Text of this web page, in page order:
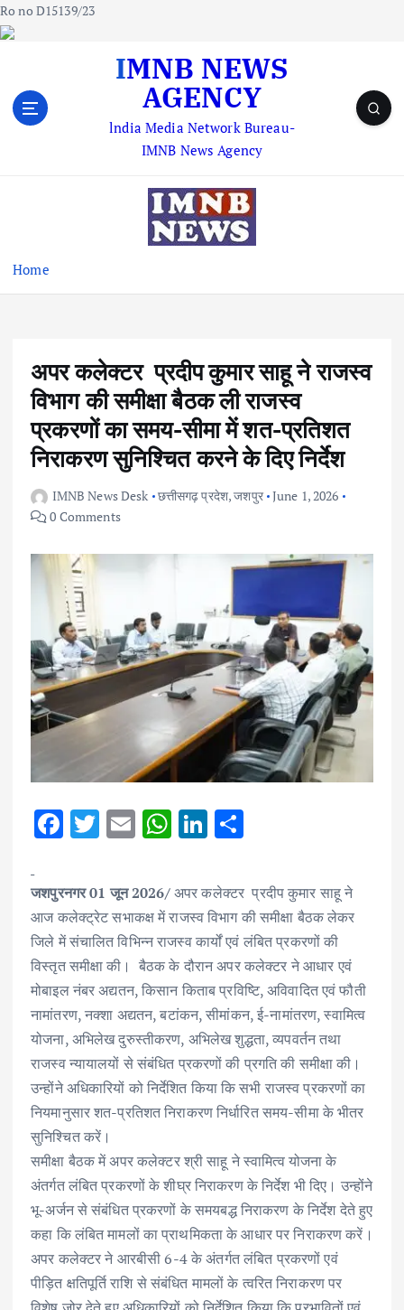
Ro no D15139/23
IMNB NEWS
AGENCY
lndia Media Network Bureau-
IMNB News Agency
Home
अपर कलेक्टर प्रदीप कुमार साहू ने राजस्व
विभाग की समीक्षा बैठक ली राजस्व
प्रकरणों का समय-सीमा में शत-प्रतिशत
निराकरण सुनिश्चित करने के दिए निर्देश
IMNB News Desk छत्तीसगढ़ प्रदेश,जशपुर June 1, 2026
0 Comments
F
e
b
o
o
k
T
it
te
r
E
ai
l
W
at
s
A
p
p
Li
k
e
dI
n
ar
e
जशपुरनगर 01 जून 2026/अपर कलेक्टर प्रदीप कुमार साहू ने
आज कलेक्ट्रेट सभाकक्ष में राजस्व विभाग की समीक्षा बैठक लेकर
जिले में संचालित विभिन्न राजस्व कार्यों एवं लंबित प्रकरणों की
विस्तृत समीक्षा की। बैठक के दौरान अपर कलेक्टर ने आधार एवं
मोबाइल नंबर अद्यतन, किसान किताब प्रविष्टि, अविवादित एवं फौती
नामांतरण, नक्शा अद्यतन, बटांकन, सीमांकन, ई-नामांतरण, स्वामित्व
योजना, अभिलेख दुरुस्तीकरण, अभिलेख शुद्धता, व्यपवर्तन तथा
राजस्व न्यायालयों से संबंधित प्रकरणों की प्रगति की समीक्षा की।
उन्होंने अधिकारियों को निर्देशित किया कि सभी राजस्व प्रकरणों का
नियमानुसार शत-प्रतिशत निराकरण निर्धारित समय-सीमा के भीतर
सुनिश्चित करें।
समीक्षा बैठक में अपर कलेक्टर श्री साहू ने स्वामित्व योजना के
अंतर्गत लंबित प्रकरणों के शीघ्र निराकरण के निर्देश भी दिए। उन्होंने
भू-अर्जन से संबंधित प्रकरणों के समयबद्ध निराकरण के निर्देश देते हुए
कहा कि लंबित मामलों का प्राथमिकता के आधार पर निराकरण करें।
अपर कलेक्टर ने आरबीसी 6-4 के अंतर्गत लंबित प्रकरणों एवं
पीड़ित क्षतिपूर्ति राशि से संबंधित मामलों के त्वरित निराकरण पर